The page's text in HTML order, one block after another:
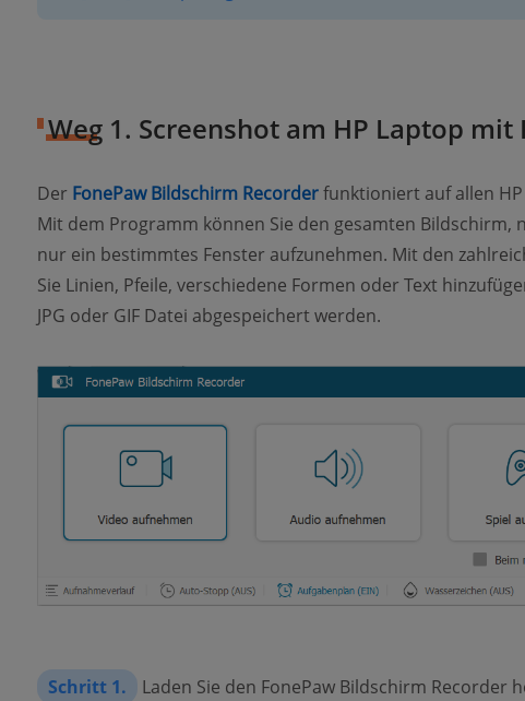
Weg 1. Screenshot am HP Laptop mit
Der FonePaw Bildschirm Recorderfunktioniert auf allen
Mit dem Programm können Sie den gesamten Bildschirm,
nur ein bestimmtes Fenster aufzunehmen. Mit den
Sie Linien, Pfeile, verschiedene Formen oder Text
JPG oder GIF Datei abgespeichert werden.
Schritt 1.
Laden Sie den FonePaw Bildschirm Recorder